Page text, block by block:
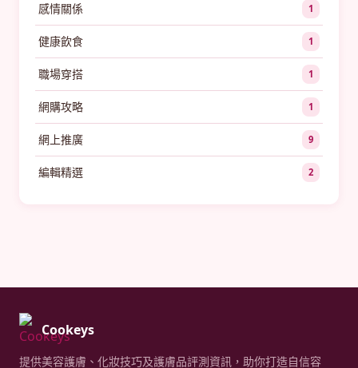
感情關係 1
健康飲食 1
職場穿搭 1
網購攻略 1
網上推廣 9
編輯精選 2
Cookeys
提供美容護膚、化妝技巧及護膚品評測資訊，助你打造自信容